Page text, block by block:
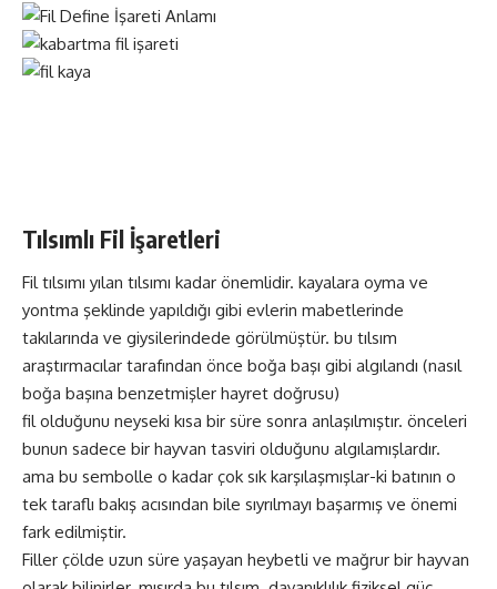
Tılsımlı Fil İşaretleri
Fil tılsımı yılan tılsımı kadar önemlidir. kayalara oyma ve
yontma şeklinde yapıldığı gibi evlerin mabetlerinde
takılarında ve giysilerindede görülmüştür. bu tılsım
araştırmacılar tarafından önce boğa başı gibi algılandı (nasıl
boğa başına benzetmişler hayret doğrusu)
fil olduğunu neyseki kısa bir süre sonra anlaşılmıştır. önceleri
bunun sadece bir hayvan tasviri olduğunu algılamışlardır.
ama bu sembolle o kadar çok sık karşılaşmışlar-ki batının o
tek taraflı bakış acısından bile sıyrılmayı başarmış ve önemi
fark edilmiştir.
Filler çölde uzun süre yaşayan heybetli ve mağrur bir hayvan